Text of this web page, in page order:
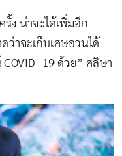
ง น่าจะได้เพิ่มอีก
ว่าจะเก็บเศษอวนได้
19 ด้วย” ศลิษา